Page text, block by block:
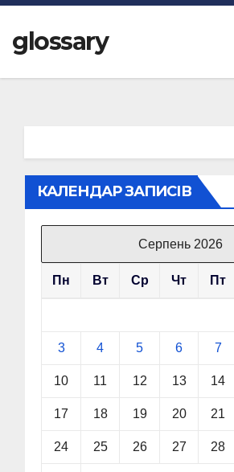
glossary
КАЛЕНДАР ЗАПИСІВ
Серпень 2026
Пн Вт Ср Чт Пт
3 4 5 6 7
10 11 12 13 14
17 18 19 20 21
24 25 26 27 28